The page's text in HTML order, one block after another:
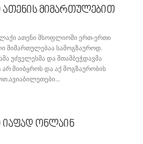
ათენის მიმართულებით
ათენი მსოფლიოში ერთ-ერთი
მიმართულებაა სამოგზაუროდ.
უძველესმა და შთამბეჭდავმა
მიიბყროს და აქ მოგზაურობის
იაფად ონლაინ